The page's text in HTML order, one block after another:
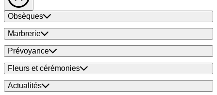
Obsèques
Marbrerie
Prévoyance
Fleurs et cérémonies
Actualités